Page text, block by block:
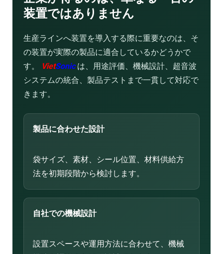
装置ではありません
生産ラインへ装置を導入する際に重要なのは、そ
の装置が実際の製品に適合しているかどうかで
す。
VietSonicは、用途評価、機械設計、超音波
システムの統合、製品テストまで一貫して対応で
きます。
製品に合わせた設計
袋サイズ、素材、シール位置、材料供給方
法を初期段階から検討します。
自社での機械設計
設置スペースや運用方法に合わせて、機械